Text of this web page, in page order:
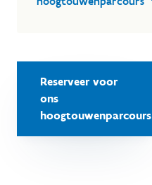
Reserveer voor
ons
hoogtouwenparcours